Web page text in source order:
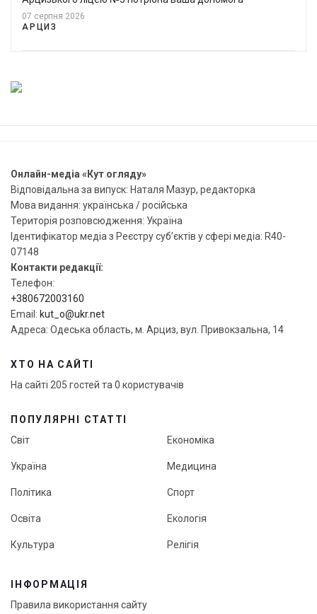
07 серпня 2026
АРЦИЗ
Онлайн-медіа «Кут огляду»
Відповідальна за випуск: Наталя Мазур, редакторка
Мова видання: українська / російська
Територія розповсюдження: Україна
Ідентифікатор медіа з Реєстру суб’єктів у сфері медіа: R40-
07148
Контакти редакції:
Телефон:
+380672003160
Email: kut_o@ukr.net
Адреса: Одеська область, м. Арциз, вул. Привокзальна, 14
ХТО НА САЙТІ
На сайті 205 гостей та 0 користувачів
ПОПУЛЯРНІ СТАТТІ
Світ
Україна
Політика
Освіта
Культура
Економіка
Медицина
Спорт
Екологія
Релігія
ІНФОРМАЦІЯ
Правила використання сайту